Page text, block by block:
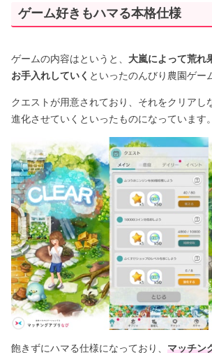
ゲーム好きもハマる本格仕様
ゲームの内容はというと、 大嵐によって荒れ
お手入れしていく といったのんびり農園ゲー
クエストが用意されており、それをクリアし
進化させていくといったものになっています。
飽きずにハマる仕様になっており、マッチン